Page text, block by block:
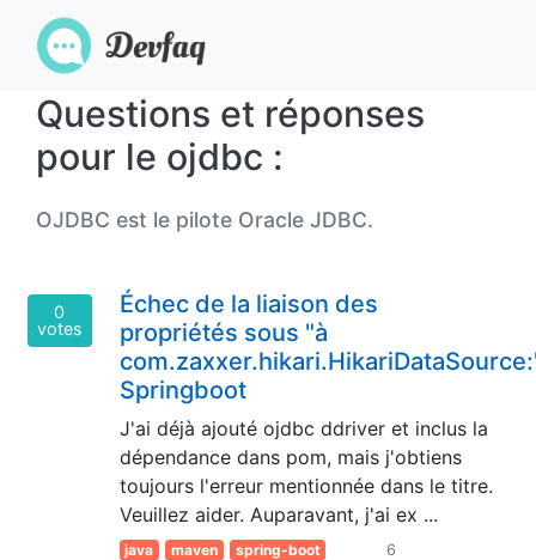
Questions et réponses
pour le ojdbc :
OJDBC est le pilote Oracle JDBC.
0
votes
Échec de la liaison des
propriétés sous "à
Springboot
J'ai déjà ajouté ojdbc ddriver et inclus la
dépendance dans pom, mais j'obtiens
toujours l'erreur mentionnée dans le titre.
Veuillez aider. Auparavant, j'ai ex ...
java maven
spring-boot
6